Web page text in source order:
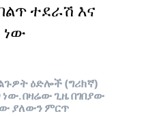
ተደራሽ እና
ነው
ዕድሎች (ግሪክኛ)
በዛሬው ጊዜ በገበያው
ያለውን ምርጥ